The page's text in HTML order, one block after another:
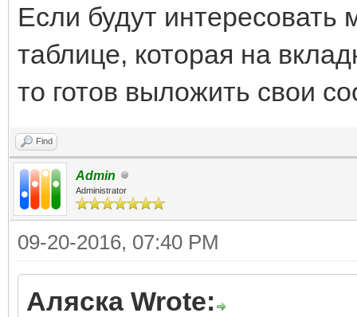
Если будут интересовать
таблице, которая на
то готов выложить свои
Find
Admin
Administrator
09-20-2016, 07:40 PM
Аляска Wrote: